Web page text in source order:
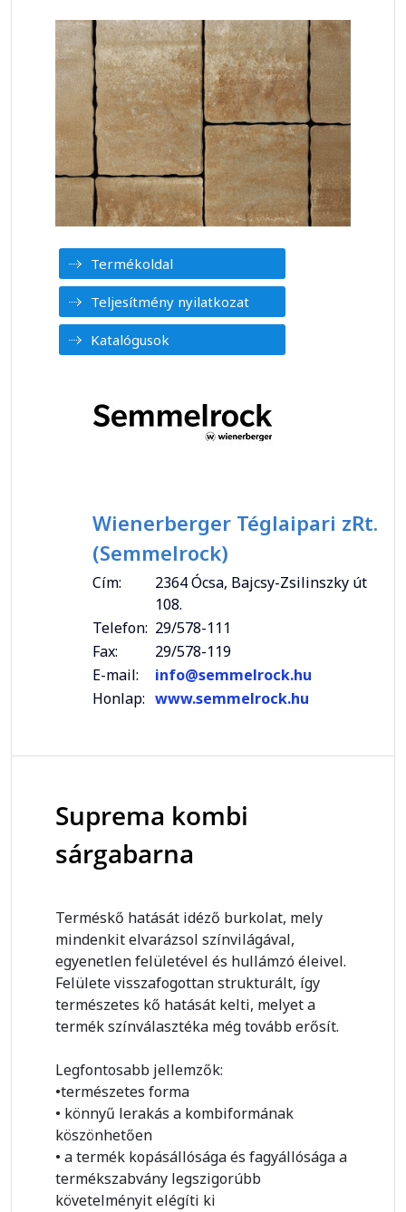
Termékoldal
Teljesítmény nyilatkozat
Katalógusok
Wienerberger Téglaipari zRt.
(Semmelrock)
Cím:
2364 Ócsa, Bajcsy-Zsilinszky út
108.
Telefon: 29/578-111
Fax:
29/578-119
E-mail:
info@semmelrock.hu
Honlap: www.semmelrock.hu
Suprema kombi
sárgabarna
Terméskő hatását idéző burkolat, mely
mindenkit elvarázsol színvilágával,
egyenetlen felületével és hullámzó éleivel.
Felülete visszafogottan strukturált, így
természetes kő hatását kelti, melyet a
termék színválasztéka még tovább erősít.
Legfontosabb jellemzők:
•természetes forma
• könnyű lerakás a kombiformának
köszönhetően
• a termék kopásállósága és fagyállósága a
termékszabvány legszigorúbb
követelményit elégíti ki